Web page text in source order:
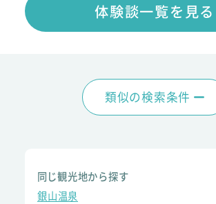
体験談一覧を見る
類似の検索条件
同じ観光地から探す
銀山温泉